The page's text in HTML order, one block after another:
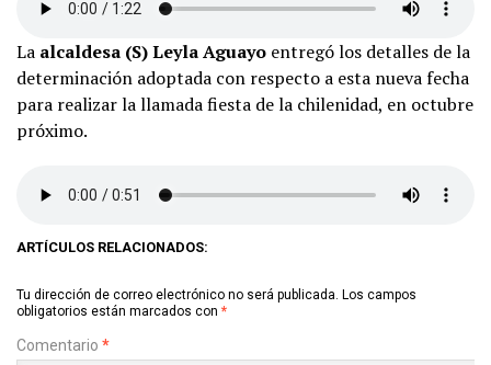
La alcaldesa (S) Leyla Aguayo entregó los detalles de la
determinación adoptada con respecto a esta nueva fecha
para realizar la llamada fiesta de la chilenidad, en octubre
próximo.
ARTÍCULOS RELACIONADOS:
Tu dirección de correo electrónico no será publicada. Los campos
obligatorios están marcados con *
Comentario *